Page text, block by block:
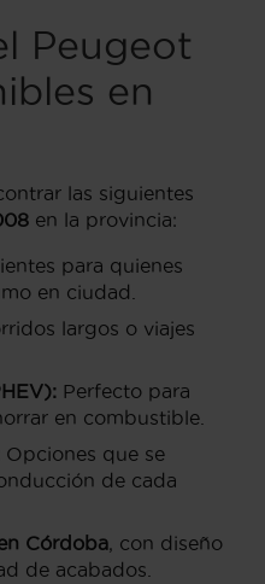
Peugeot
en
las siguientes
en la provincia:
para quienes
en ciudad.
largos o viajes
Perfecto para
en combustible.
Opciones que se
de cada
Córdoba, con diseño
de acabados.